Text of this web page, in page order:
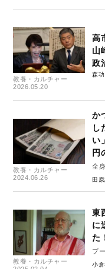
教養・カルチャー
2026.05.20
高
山
政
森功
教養・カルチャー
2024.06.26
か
し
い
円
全
田
教養・カルチャー
東
に
た
プ
い
小